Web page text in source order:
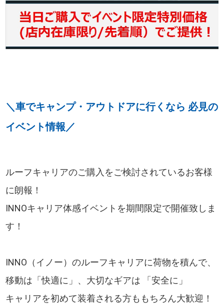
＼車でキャンプ・アウトドアに行くなら 必見の
イベント情報／
ルーフキャリアのご購入をご検討されているお客様
に朗報！
INNOキャリア体感イベントを期間限定で開催致しま
す！
INNO（イノー）のルーフキャリアに荷物を積んで、
移動は「快適に」、大切なギアは 「安全に」
キャリアを初めて装着される方ももちろん大歓迎！